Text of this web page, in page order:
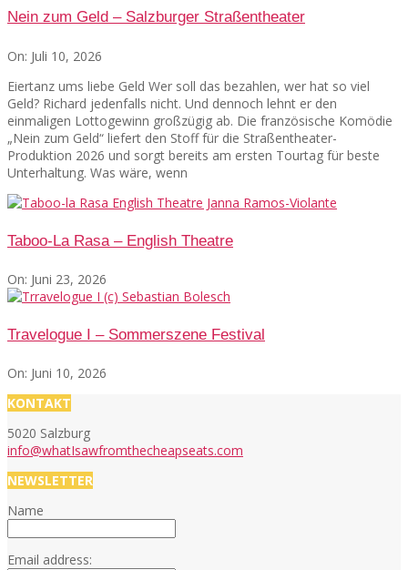
Nein zum Geld – Salzburger Straßentheater
On: Juli 10, 2026
Eiertanz ums liebe Geld Wer soll das bezahlen, wer hat so viel
Geld? Richard jedenfalls nicht. Und dennoch lehnt er den
einmaligen Lottogewinn großzügig ab. Die französische Komödie
„Nein zum Geld“ liefert den Stoff für die Straßentheater-
Produktion 2026 und sorgt bereits am ersten Tourtag für beste
Unterhaltung. Was wäre, wenn
Taboo-La Rasa – English Theatre
On: Juni 23, 2026
Travelogue I – Sommerszene Festival
On: Juni 10, 2026
KONTAKT
5020 Salzburg
info@whatIsawfromthecheapseats.com
NEWSLETTER
Name
Email address: